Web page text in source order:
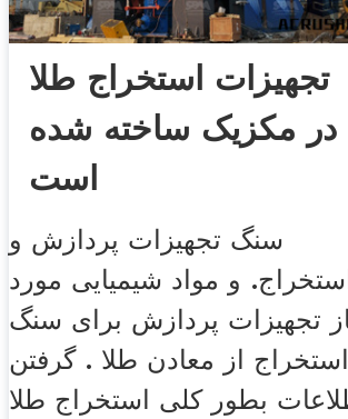
تجهیزات استخراج طلا
در مکزیک ساخته شده
است
سنگ تجهیزات پردازش و
و مواد شیمیایی مورد
تجهیزات پردازش برای سنگ
استخراج از معادن طلا . گرفتن
بطور کلی استخراج طلا